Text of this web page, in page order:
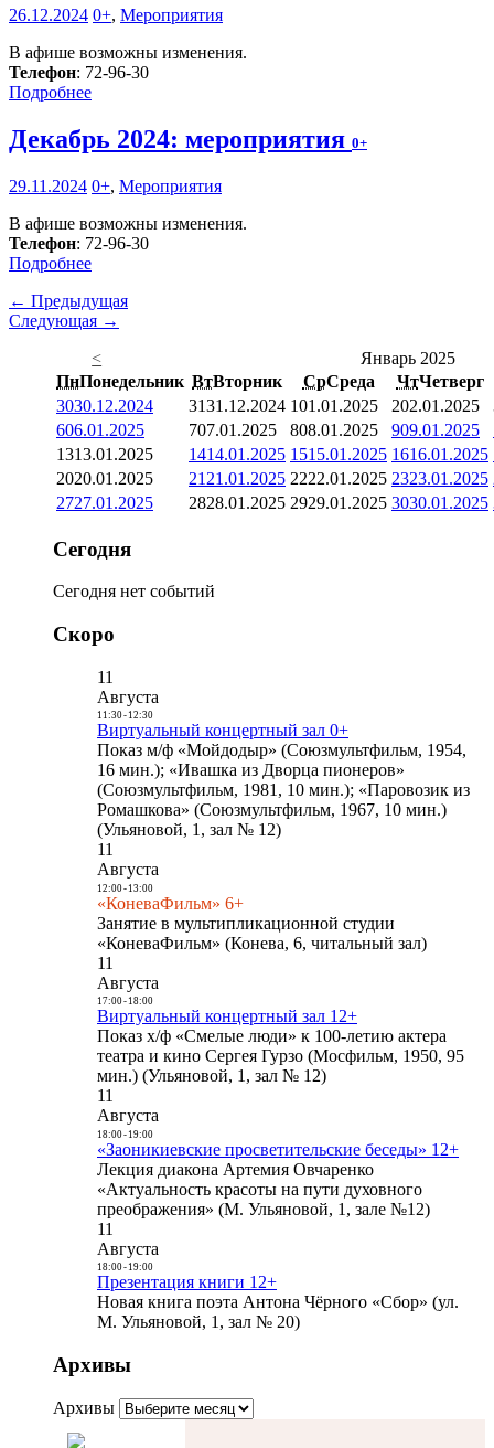
26.12.2024 0+, Мероприятия
В афише возможны изменения.
Телефон: 72-96-30
Подробнее
Декабрь 2024: мероприятия 0+
29.11.2024 0+, Мероприятия
В афише возможны изменения.
Телефон: 72-96-30
Подробнее
← Предыдущая
Следующая →
<
Январь 2025
ПнПонедельник ВтВторник СрСреда ЧтЧетверг
3030.12.2024 3131.12.2024 101.01.2025 202.01.2025
606.01.2025 707.01.2025 808.01.2025 909.01.2025
1313.01.2025 1414.01.2025 1515.01.2025 1616.01.2025
2020.01.2025 21 21.01.2025 2222.01.2025 2323.01.2025
2727.01.2025 2828.01.2025 2929.01.2025 3030.01.2025
Сегодня
Сегодня нет событий
Скоро
11
Августа
11:30- 12:30
Виртуальный концертный зал 0+
Показ м/ф «Мойдодыр» (Союзмультфильм, 1954,
16 мин.); «Ивашка из Дворца пионеров»
(Союзмультфильм, 1981, 10 мин.); «Паровозик из
Ромашкова» (Союзмультфильм, 1967, 10 мин.)
(Ульяновой, 1, зал № 12)
11
Августа
12:00- 13:00
«КоневаФильм» 6+
Занятие в мультипликационной студии
«КоневаФильм» (Конева, 6, читальный зал)
11
Августа
17:00- 18:00
Виртуальный концертный зал 12+
Показ х/ф «Смелые люди» к 100-летию актера
театра и кино Сергея Гурзо (Мосфильм, 1950, 95
мин.) (Ульяновой, 1, зал № 12)
11
Августа
18:00- 19:00
«Заоникиевские просветительские беседы» 12+
Лекция диакона Артемия Овчаренко
«Актуальность красоты на пути духовного
преображения» (М. Ульяновой, 1, зале №12)
11
Августа
18:00- 19:00
Презентация книги 12+
Новая книга поэта Антона Чёрного «Сбор» (ул.
М. Ульяновой, 1, зал № 20)
Архивы
Архивы